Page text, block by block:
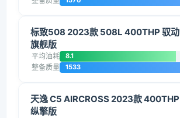
标致508 2023款 508L 400THP 驭动
旗舰版
平均油耗 8.1
整备质量 1533
天逸 C5 AIRCROSS 2023款 400THP
纵擎版